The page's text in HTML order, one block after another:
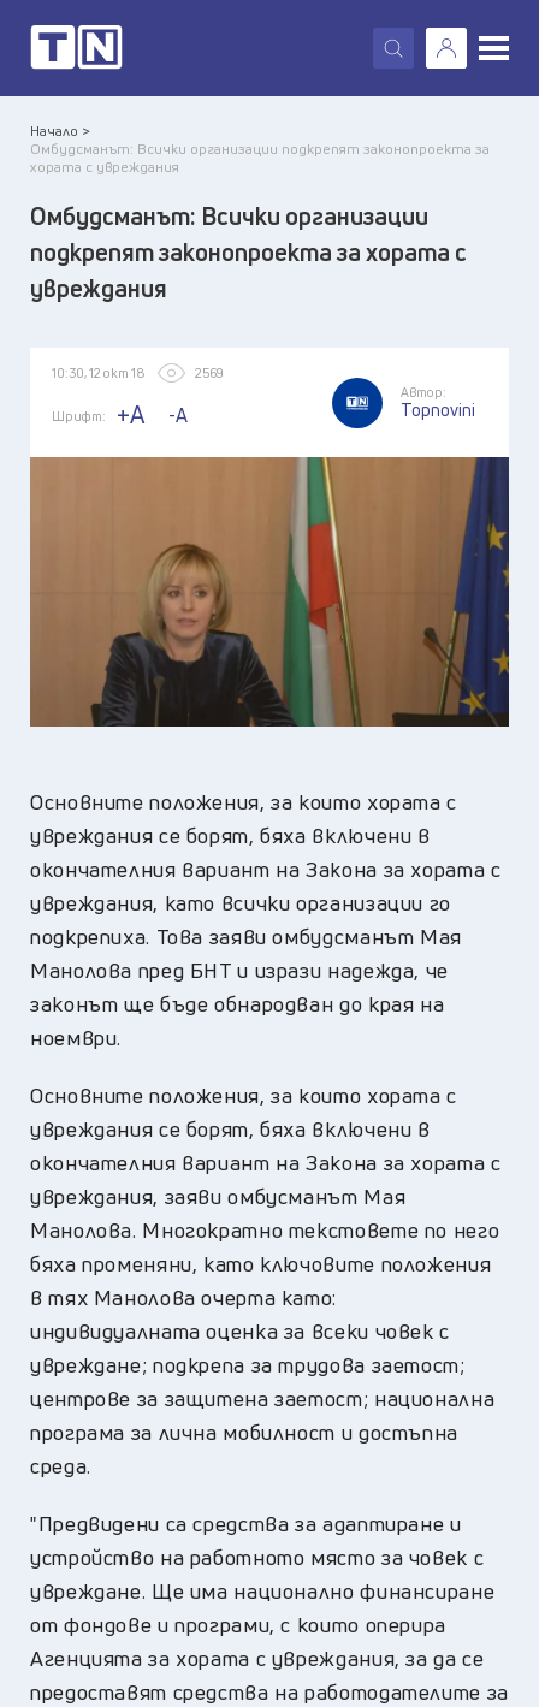
X
Начало >
Омбудсманът: Всички организации подкрепят законопроекта за
хората с увреждания
Омбудсманът: Всички организации
подкрепят законопроекта за хората с
увреждания
10:30, 12 окт 18 2569
Шрифт: +A -A
Автор:
Topnovini
Основните положения, за които хората с
увреждания се борят, бяха включени в
окончателния вариант на Закона за хората с
увреждания, като всички организации го
подкрепиха. Това заяви омбудсманът Мая
Манолова пред БНТ и изрази надежда, че
законът ще бъде обнародван до края на
ноември.
Основните положения, за които хората с
увреждания се борят, бяха включени в
окончателния вариант на Закона за хората с
увреждания, заяви омбусманът Мая
Манолова. Многократно текстовете по него
бяха променяни, като ключовите положения
в тях Манолова очерта като:
индивидуалната оценка за всеки човек с
увреждане; подкрепа за трудова заетост;
центрове за защитена заетост; национална
програма за лична мобилност и достъпна
среда.
"Предвидени са средства за адаптиране и
устройство на работното място за човек с
увреждане. Ще има национално финансиране
от фондове и програми, с които оперира
Агенцията за хората с увреждания, за да се
предоставят средства на работодателите за